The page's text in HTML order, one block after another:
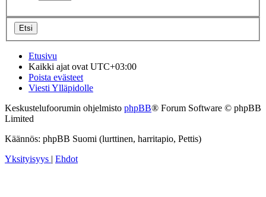
Etusivu
Kaikki ajat ovat UTC+03:00
Poista evästeet
Viesti Ylläpidolle
Keskustelufoorumin ohjelmisto phpBB® Forum Software © phpBB
Limited
Käännös: phpBB Suomi (lurttinen, harritapio, Pettis)
Yksityisyys | Ehdot